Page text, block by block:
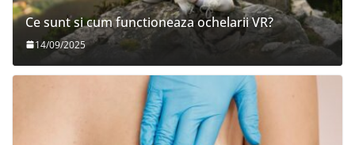
Ce sunt si cum functioneaza ochelarii VR?
14/09/2025